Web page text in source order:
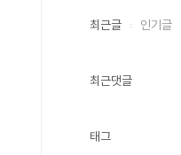
최근글 인기글
최근댓글
태그